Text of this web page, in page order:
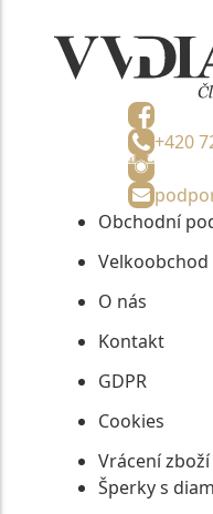
+420
Obchodní
Velkoobchod
O nás
Kontakt
GDPR
Cookies
Vrácení zboží
Šperky s